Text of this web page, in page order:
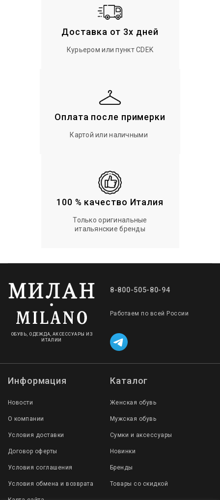
Доставка от 3х дней
Курьером или пункт CDEK
Оплата после примерки
Картой или наличными
100 % качество Италия
Только оригинальные
итальянские бренды
ОБУВЬ, ОДЕЖДА, АКСЕССУАРЫ ИЗ
ИТАЛИИ
8-800-505-80-94
Работаем по всей России
Информация
Новости
О компании
Условия доставки
Договор оферты
Условия соглашения
Условия обмена и возврата
Каталог
Женская обувь
Мужская обувь
Сумки и аксессуары
Новинки
Бренды
Товары со скидкой